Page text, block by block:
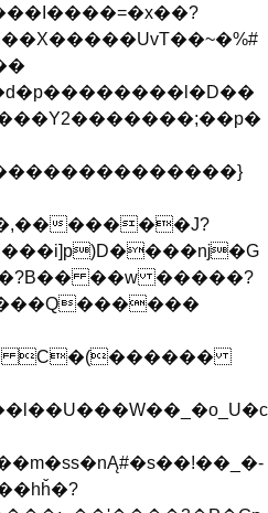
����=�x��?
p��������l�D��
��}
�����J?
��w �����?
C�(������